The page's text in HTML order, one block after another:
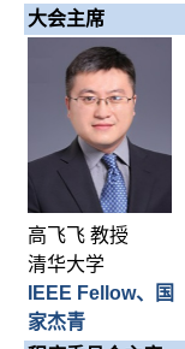
大会主席
高飞飞 教授
清华大学
IEEE Fellow、国
家杰青